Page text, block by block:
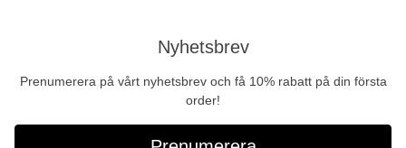
Nyhetsbrev
Prenumerera på vårt nyhetsbrev och få 10% rabatt på din första
order!